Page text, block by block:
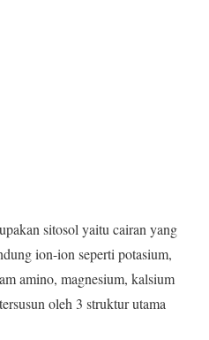
sitosol yaitu cairan yang
ion-ion seperti potasium,
amino, magnesium, kalsium
oleh 3 struktur utama